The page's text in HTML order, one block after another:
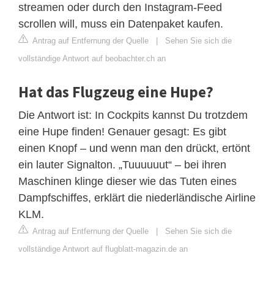
streamen oder durch den Instagram-Feed
scrollen will, muss ein Datenpaket kaufen.
Antrag auf Entfernung der Quelle | Sehen Sie sich die
vollständige Antwort auf beobachter.ch an
Hat das Flugzeug eine Hupe?
Die Antwort ist: In Cockpits kannst Du trotzdem
eine Hupe finden! Genauer gesagt: Es gibt
einen Knopf – und wenn man den drückt, ertönt
ein lauter Signalton. „Tuuuuuut“ – bei ihren
Maschinen klinge dieser wie das Tuten eines
Dampfschiffes, erklärt die niederländische Airline
KLM.
Antrag auf Entfernung der Quelle | Sehen Sie sich die
vollständige Antwort auf flugblatt-magazin.de an